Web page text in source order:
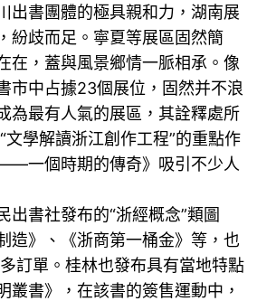
出書團體的極具親和力，湖南展
紛歧而足。寧夏等展區固然簡
在，蓋與風景鄉情一脈相承。像
市中占據23個展位，固然并不浪
為最有人氣的展區，其詮釋處所
文學解讀浙江創作工程”的重點作
一個時期的傳奇》吸引不少人
出書社發布的“浙經概念”類圖
造》、《浙商第一桶金》等，也
訂單。桂林也發布具有當地特點
叢書》，在該書的簽售運動中，